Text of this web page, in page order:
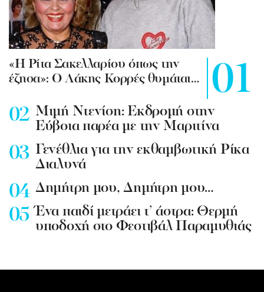
«Η Ρίτα Σακελλαρίου όπως την
έζησα»: Ο Λάκης Κορρές θυμάται…
Mιμή Ντενίση: Εκδρομή στην
Εύβοια παρέα με την Μαριτίνα
Γενέθλια για την εκθαμβωτική Ρίκα
Διαλυνά
Δημήτρη μου, Δημήτρη μου…
Ένα παιδί μετράει τ’ άστρα: Θερμή
υποδοχή στο Φεστιβάλ Παραμυθιάς